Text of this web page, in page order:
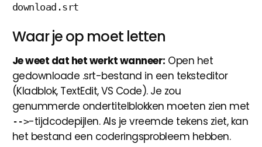
download.srt
Waar je op moet letten
Je weet dat het werkt wanneer: Open het
gedownloade .srt-bestand in een teksteditor
(Kladblok, TextEdit, VS Code). Je zou
genummerde ondertitelblokken moeten zien met
-->-tijdcodepijlen. Als je vreemde tekens ziet, kan
het bestand een coderingsprobleem hebben.